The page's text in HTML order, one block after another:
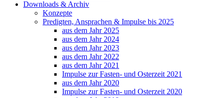
Downloads & Archiv
Konzepte
Predigten, Ansprachen & Impulse bis 2025
aus dem Jahr 2025
aus dem Jahr 2024
aus dem Jahr 2023
aus dem Jahr 2022
aus dem Jahr 2021
Impulse zur Fasten- und Osterzeit 2021
aus dem Jahr 2020
Impulse zur Fasten- und Osterzeit 2020